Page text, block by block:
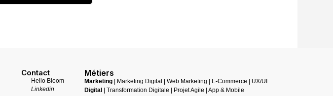
Contact
Hello Bloom
Linkedin
Métiers
Marketing | Marketing Digital | Web Marketing | E-Commerce | UX/UI
Digital
| Transformation Digitale | Projet Agile | App & Mobile